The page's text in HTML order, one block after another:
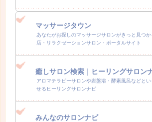
マッサージタウン
あなたがお探しのマッサージサロンがきっと見つ
店・リラクゼーションサロン・ポータルサイト
癒しサロン検索｜ヒーリングサロン
アロマテラピーサロンや岩盤浴・酵素風呂などと
せるヒーリングサロンナビ
みんなのサロンナビ